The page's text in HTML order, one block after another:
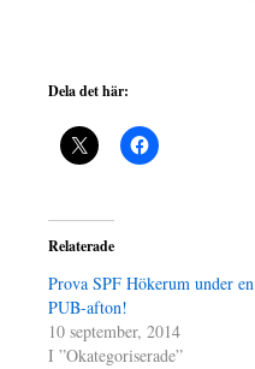
Dela det här:
Relaterade
Prova SPF Hökerum under en
PUB-afton!
10 september, 2014
I ”Okategoriserade”